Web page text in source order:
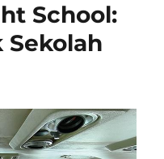
School:
Sekolah